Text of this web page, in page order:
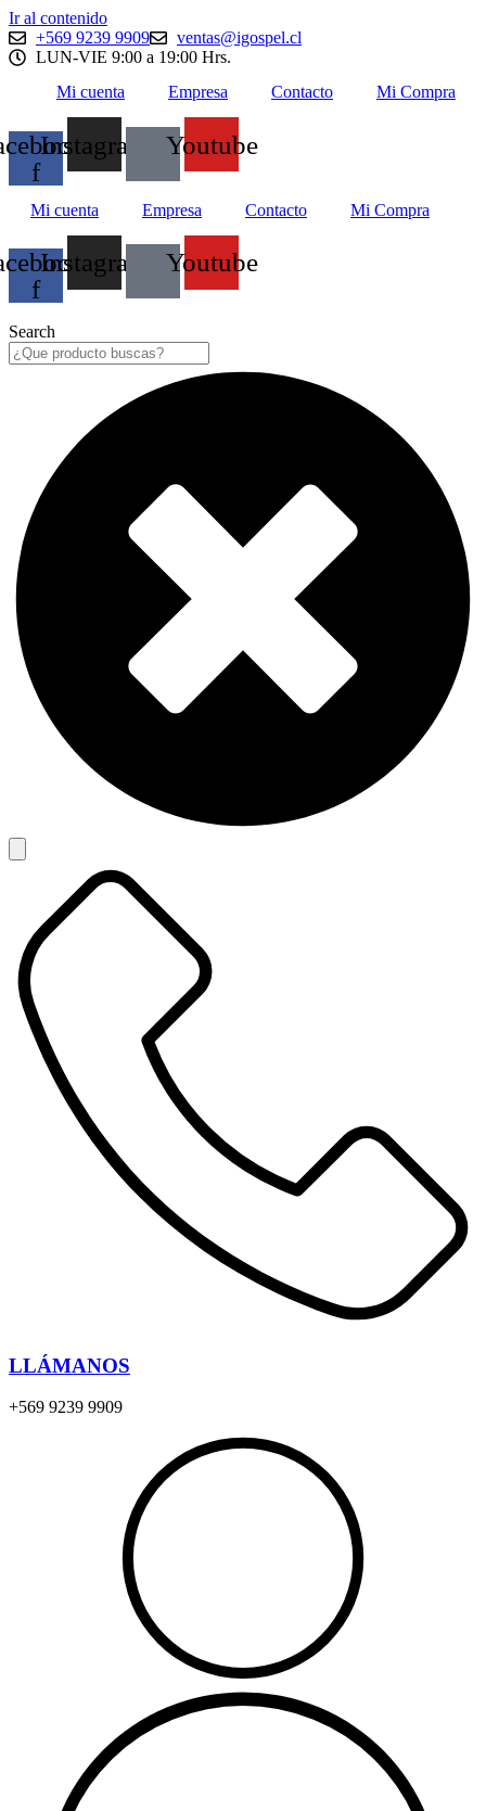
Ir al contenido
+569 9239 9909
ventas@igospel.cl
LUN-VIE 9:00 a 19:00 Hrs.
Mi cuenta
Empresa Contacto Mi Compra
f
Instagram Youtube
Mi cuenta Empresa Contacto Mi Compra
f
Instagram Youtube
Search
LLÁMANOS
+569 9239 9909